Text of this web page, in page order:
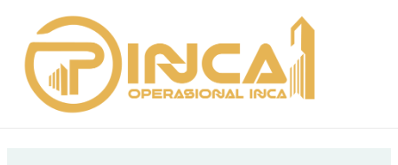
content
navigation